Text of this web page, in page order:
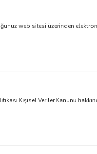
web sitesi üzerinden
Kişisel Veriler Kanunu